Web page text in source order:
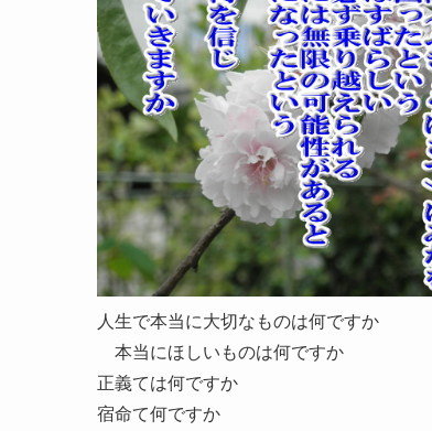
人生で本当に大切なものは何ですか
本当にほしいものは何ですか
正義ては何ですか
宿命て何ですか